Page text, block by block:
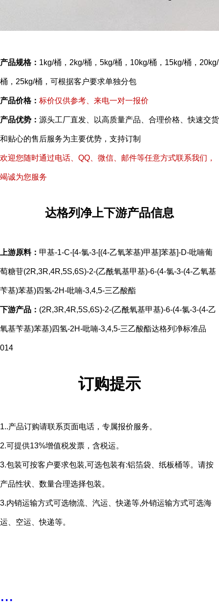
产品规格： 1kg/桶，2kg/桶，5kg/桶，10kg/桶，15kg/桶，20kg/
桶，25kg/桶，可根据客户要求单独分包
产品价格： 标价仅供参考、来电一对一报价
产品优势： 源头工厂直发、以高质量产品、合理价格、快速交货
和贴心的售后服务为主要优势，支持订制
欢迎您随时通过电话、QQ、微信、邮件等任意方式联系我们，
竭诚为您服务
达格列净上下游产品信息
上游原料： 甲基-1-C-[4-氯-3-[(4-乙氧苯基)甲基]苯基]-D-吡喃葡
萄糖苷(2R,3R,4R,5S,6S)-2-(乙酰氧基甲基)-6-(4-氯-3-(4-乙氧基
苄基)苯基)四氢-2H-吡喃-3,4,5-三乙酸酯
下游产品： (2R,3R,4R,5S,6S)-2-(乙酰氧基甲基)-6-(4-氯-3-(4-乙
氧基苄基)苯基)四氢-2H-吡喃-3,4,5-三乙酸酯达格列净标准品
014
订购提示
1..产品订购请联系页面电话，专属报价服务。
2.可提供13%增值税发票，含税运。
3.包装可按客户要求包装,可选包装有:铝箔袋、纸板桶等。请按
产品性状、数量合理选择包装。
3.内销运输方式可选物流、汽运、快递等,外销运输方式可选海
运、空运、快递等。
...